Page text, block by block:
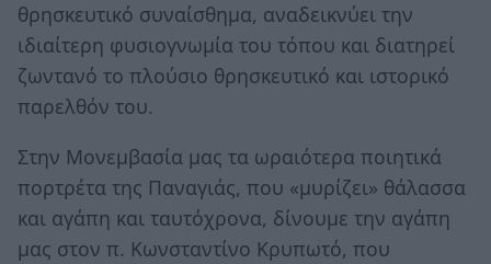
θρησκευτικό συναίσθημα, αναδεικνύει την
ιδιαίτερη φυσιογνωμία του τόπου και διατηρεί
ζωντανό το πλούσιο θρησκευτικό και ιστορικό
παρελθόν του.
Στην Μονεμβασία μας τα ωραιότερα ποιητικά
πορτρέτα της Παναγιάς, που «μυρίζει» θάλασσα
και αγάπη και ταυτόχρονα, δίνουμε την αγάπη
μας στον π. Κωνσταντίνο Κρυπωτό, που